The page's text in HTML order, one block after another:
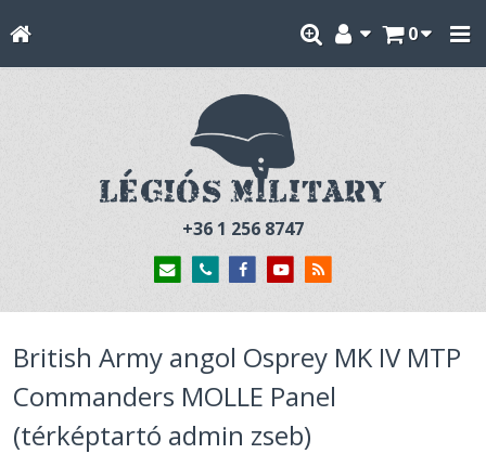
0
+36 1 256 8747
British Army angol Osprey MK IV MTP
Commanders MOLLE Panel
(térképtartó admin zseb)